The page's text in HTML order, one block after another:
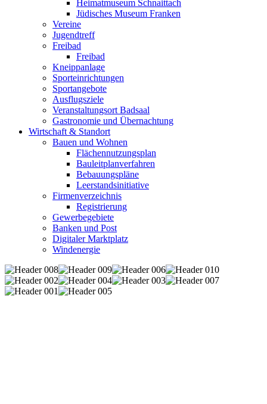
Heimatmuseum Schnaittach
Jüdisches Museum Franken
Vereine
Jugendtreff
Freibad
Freibad
Kneippanlage
Sporteinrichtungen
Sportangebote
Ausflugsziele
Veranstaltungsort Badsaal
Gastronomie und Übernachtung
Wirtschaft & Standort
Bauen und Wohnen
Flächennutzungsplan
Bauleitplanverfahren
Bebauungspläne
Leerstandsinitiative
Firmenverzeichnis
Registrierung
Gewerbegebiete
Banken und Post
Digitaler Marktplatz
Windenergie